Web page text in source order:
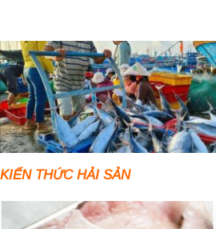
KIẾN THỨC HẢI SẢN